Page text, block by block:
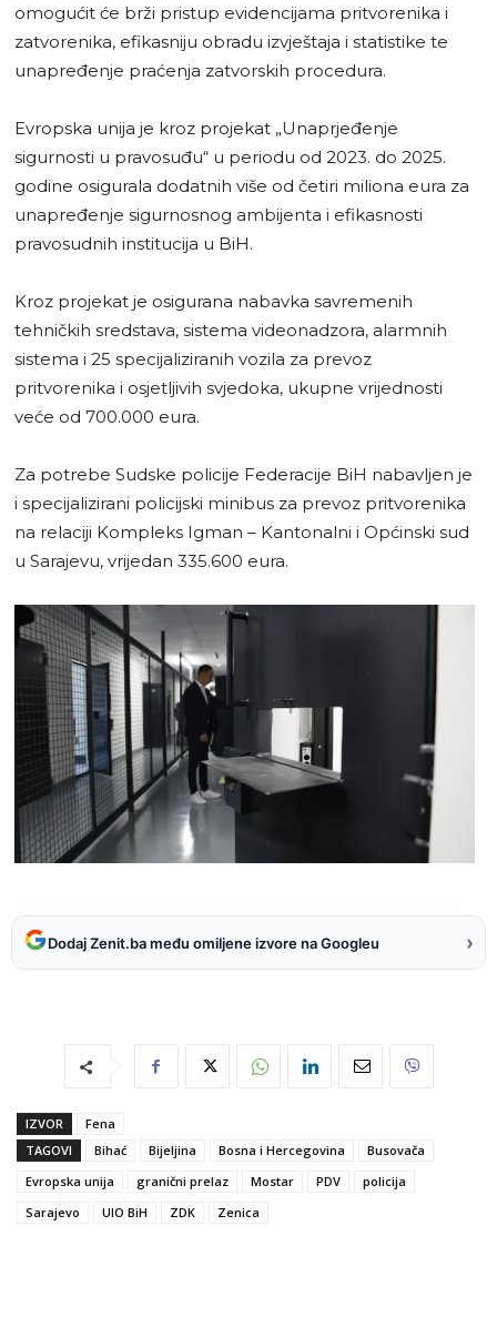
omogućit će brži pristup evidencijama pritvorenika i
zatvorenika, efikasniju obradu izvještaja i statistike te
unapređenje praćenja zatvorskih procedura.
Evropska unija je kroz projekat „Unaprjeđenje
sigurnosti u pravosuđu“ u periodu od 2023. do 2025.
godine osigurala dodatnih više od četiri miliona eura za
unapređenje sigurnosnog ambijenta i efikasnosti
pravosudnih institucija u BiH.
Kroz projekat je osigurana nabavka savremenih
tehničkih sredstava, sistema videonadzora, alarmnih
sistema i 25 specijaliziranih vozila za prevoz
pritvorenika i osjetljivih svjedoka, ukupne vrijednosti
veće od 700.000 eura.
Za potrebe Sudske policije Federacije BiH nabavljen je
i specijalizirani policijski minibus za prevoz pritvorenika
na relaciji Kompleks Igman – Kantonalni i Općinski sud
u Sarajevu, vrijedan 335.600 eura.
Dodaj Zenit.ba među omiljene izvore na Googleu ›
IZVOR
Fena
TAGOVI
Bihać Bijeljina Bosna i Hercegovina
Busovača
Evropska unija
granični prelaz Mostar PDV
policija
Sarajevo
UIO BiH ZDK Zenica